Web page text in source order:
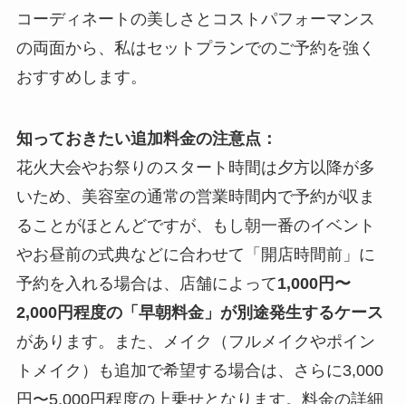
コーディネートの美しさとコストパフォーマンス
の両面から、私はセットプランでのご予約を強く
おすすめします。
知っておきたい追加料金の注意点：
花火大会やお祭りのスタート時間は夕方以降が多
いため、美容室の通常の営業時間内で予約が収ま
ることがほとんどですが、もし朝一番のイベント
やお昼前の式典などに合わせて「開店時間前」に
予約を入れる場合は、店舗によって1,000円〜
2,000円程度の「早朝料金」が別途発生するケース
があります。また、メイク（フルメイクやポイン
トメイク）も追加で希望する場合は、さらに3,000
円〜5,000円程度の上乗せとなります。料金の詳細